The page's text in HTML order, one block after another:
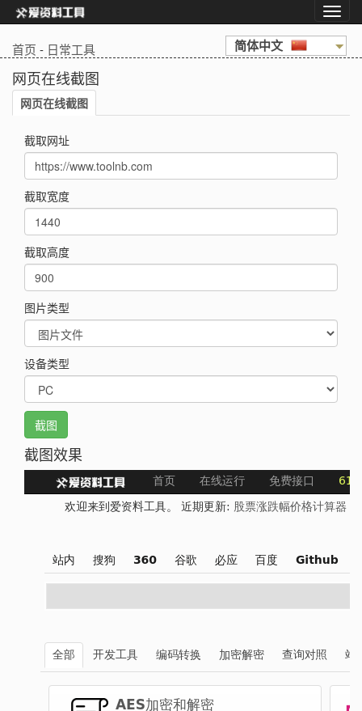
首页 - 日常工具 简体中文
网页在线截图
网页在线截图
截取网址
截取宽度
截取高度
图片类型
设备类型
截图
截图效果